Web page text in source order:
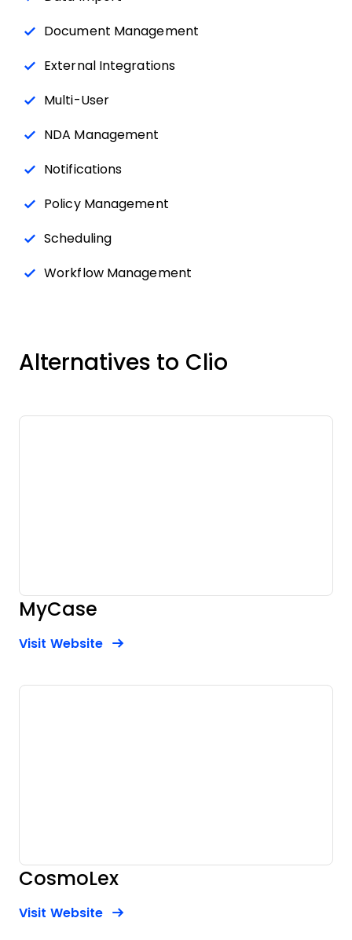
Document Management
External Integrations
Multi-User
NDA Management
Notifications
Policy Management
Scheduling
Workflow Management
Alternatives to Clio
MyCase
Visit WebsiteOpens New Window
CosmoLex
Visit WebsiteOpens New Window